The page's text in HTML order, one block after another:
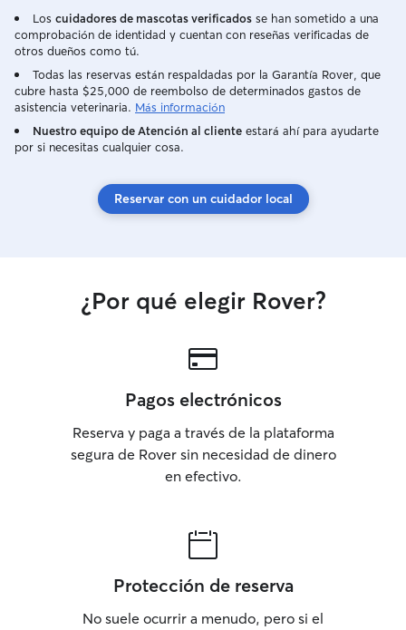
seguridad y el bienestar de cada perro
son mi prioridad. En casa disponen de
espacio suficiente para moverse con
comodidad. Siempre superviso su
sus dueños sobre alimentación,
medicación o cuidados especiales y me
paseos y mucho cariño. Además, envío
fotos y actualizaciones para que los
Los cuidadores de mascotas verificados se han sometido a una
comprobación de identidad y cuentan con reseñas verificadas de
otros dueños como tú.
Todas las reservas están respaldadas por la Garantía Rover, que
cubre hasta $25,000 de reembolso de determinados gastos de
asistencia veterinaria. Más información
Nuestro equipo de Atención al cliente estará ahí para ayudarte
por si necesitas cualquier cosa.
Reservar con un cuidador local
¿Por qué elegir Rover?
Pagos electrónicos
Reserva y paga a través de la plataforma
segura de Rover sin necesidad de dinero
en efectivo.
Protección de reserva
No suele ocurrir a menudo, pero si el